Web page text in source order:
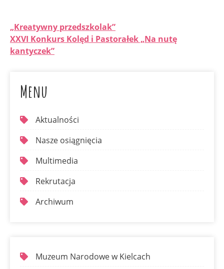
„Kreatywny przedszkolak”
XXVI Konkurs Kolęd i Pastorałek „Na nutę
kantyczek”
Menu
Aktualności
Nasze osiągnięcia
Multimedia
Rekrutacja
Archiwum
Muzeum Narodowe w Kielcach